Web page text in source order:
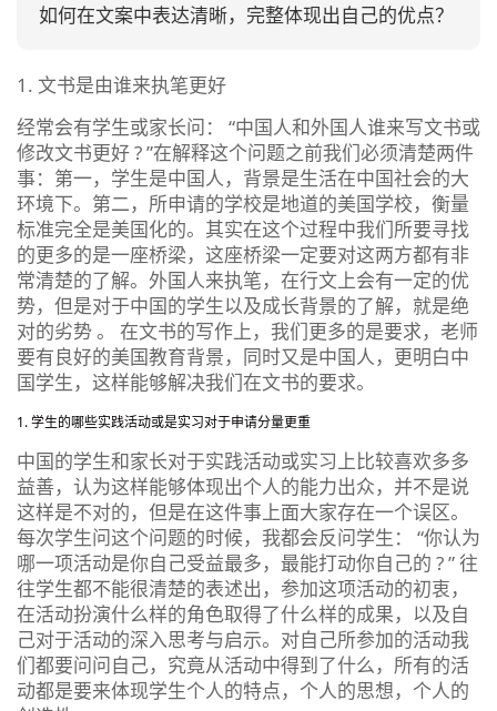
如何在文案中表达清晰，完整体现出自己的优点？
1. 文书是由谁来执笔更好
经常会有学生或家长问： “中国人和外国人谁来写文书或
修改文书更好 ? ”在解释这个问题之前我们必须清楚两件
事：第一，学生是中国人，背景是生活在中国社会的大
环境下。第二，所申请的学校是地道的美国学校，衡量
标准完全是美国化的。其实在这个过程中我们所要寻找
的更多的是一座桥梁，这座桥梁一定要对这两方都有非
常清楚的了解。外国人来执笔，在行文上会有一定的优
势，但是对于中国的学生以及成长背景的了解，就是绝
对的劣势 。 在文书的写作上，我们更多的是要求，老师
要有良好的美国教育背景，同时又是中国人，更明白中
国学生，这样能够解决我们在文书的要求。
学生的哪些实践活动或是实习对于申请分量更重
中国的学生和家长对于实践活动或实习上比较喜欢多多
益善，认为这样能够体现出个人的能力出众，并不是说
这样是不对的，但是在这件事上面大家存在一个误区。
每次学生问这个问题的时候，我都会反问学生： “你认为
哪一项活动是你自己受益最多，最能打动你自己的 ? ” 往
往学生都不能很清楚的表述出，参加这项活动的初衷，
在活动扮演什么样的角色取得了什么样的成果，以及自
己对于活动的深入思考与启示。对自己所参加的活动我
们都要问问自己，究竟从活动中得到了什么，所有的活
动都是要来体现学生个人的特点，个人的思想，个人的